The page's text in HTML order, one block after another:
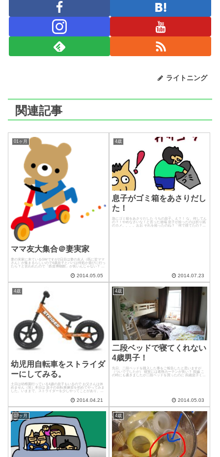
ライトニング
関連記事
01ヶ月
ママ友大集合＠妻実家
妻の実家に来ているGWですが2日目は妻の友人（既に皆ママ
さん）が集まるらしいので4歳息子とパパは何処か遊びに行っ
たら？と言われたので「鉄道博物館」が良いんじゃない？ と
2014.05.05
4歳
息子がゴミ箱をあさりだし
た！
急にゴミ箱をあさりだした うちの息子。え？！ な、何してん
の？！やめなさいな！と言った途端 息子が拾ったのは折り紙
のカメ。。。。おお それを拾ったのね？「何で捨てたの？」
2014.07.23
4歳
幼児用自転車をストライダ
ーにしてみる。
土日は幼稚園行っている4歳の息子もいるので お父さんは休
めません（笑）本日は 息子の自転車練習を初めてやってみま
した。いままで、ストライダーを少しやってことがあり、あ
2014.04.21
4歳
二段ベッドで寝てくれない
4歳男子！
先日、二段ベッドを購入した事をご報告したと思いますが
（ついででしたが） 寝室には遮熱カーテンが良い？ 前編 こ
の時にも書きましたが二段ベッドを買ったのに 四歳息子くん
が寝てくれない！という状態だったのですがある方法で寝て
2014.05.03
03ヶ月 4歳